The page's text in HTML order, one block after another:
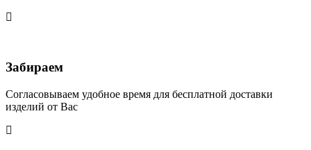
Забираем
Согласовываем удобное время для бесплатной доставки
изделий от Вас